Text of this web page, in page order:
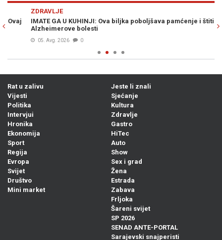
ZDRAVLJE
IMATE GA U KUHINJI: Ova biljka poboljšava pamćenje i štiti od
Alzheimerove bolesti
05. Avg. 2026 0
Rat u zalivu
Vijesti
Politika
Intervjui
Hronika
Ekonomija
Sport
Regija
Evropa
Svijet
Društvo
Mini market
Jeste li znali
Sjećanje
Kultura
Zdravlje
Gastro
HiTec
Auto
Show
Sex i grad
Žena
Estrada
Zabava
Frljoka
Šareni svijet
SP 2026
SENAD ANTE-PORTAL
Sarajevski snajperisti